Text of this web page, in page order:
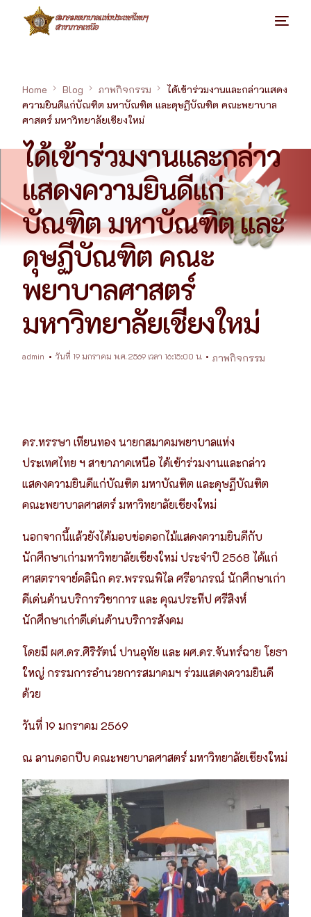
Home Blog ภาพกิจกรรม
ได้เข้าร่วมงานและกล่าวแสดง
ความยินดีแก่บัณฑิต มหาบัณฑิต และดุษฏีบัณฑิต คณะพยาบาล
ศาสตร์ มหาวิทยาลัยเชียงใหม่
ได้เข้าร่วมงานและกล่าว
แสดงความยินดีแก่
บัณฑิต มหาบัณฑิต และ
ดุษฏีบัณฑิต คณะ
พยาบาลศาสตร์
มหาวิทยาลัยเชียงใหม่
admin วันที่ 19 มกราคม พ.ศ. 2569 เวลา 16:15:00 น. ภาพกิจกรรม
ดร.หรรษา เทียนทอง นายกสมาคมพยาบาลแห่ง
ประเทศไทย ฯ สาขาภาคเหนือ ได้เข้าร่วมงานและกล่าว
แสดงความยินดีแก่บัณฑิต มหาบัณฑิต และดุษฏีบัณฑิต
คณะพยาบาลศาสตร์ มหาวิทยาลัยเชียงใหม่
นอกจากนี้แล้วยังได้มอบช่อดอกไม้แสดงความยินดีกับ
นักศึกษาเก่ามหาวิทยาลัยเชียงใหม่ ประจำปี 2568 ได้แก่
ศาสตราจาย์คลินิก ดร.พรรณพิไล ศรีอาภรณ์ นักศึกษาเก่า
ดีเด่นด้านบริการวิชาการ และ คุณประทีป ศรีสิงห์
นักศึกษาเก่าดีเด่นด้านบริการสังคม
โดยมี ผศ.ดร.ศิริรัตน์ ปานอุทัย และ ผศ.ดร.จันทร์ฉาย โยธา
ใหญ่ กรรมการอำนวยการสมาคมฯ ร่วมแสดงความยินดี
ด้วย
วันที่ 19 มกราคม 2569
ณ ลานดอกปีบ คณะพยาบาลศาสตร์ มหาวิทยาลัยเชียงใหม่